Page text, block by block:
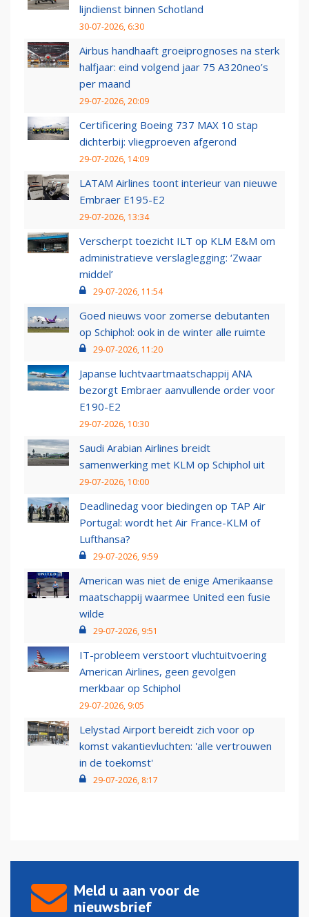
lijndienst binnen Schotland
30-07-2026, 6:30
Airbus handhaaft groeiprognoses na sterk
halfjaar: eind volgend jaar 75 A320neo’s
per maand
29-07-2026, 20:09
Certificering Boeing 737 MAX 10 stap
dichterbij: vliegproeven afgerond
29-07-2026, 14:09
LATAM Airlines toont interieur van nieuwe
Embraer E195-E2
29-07-2026, 13:34
Verscherpt toezicht ILT op KLM E&M om
administratieve verslaglegging: ‘Zwaar
middel’
29-07-2026, 11:54
Goed nieuws voor zomerse debutanten
op Schiphol: ook in de winter alle ruimte
29-07-2026, 11:20
Japanse luchtvaartmaatschappij ANA
bezorgt Embraer aanvullende order voor
E190-E2
29-07-2026, 10:30
Saudi Arabian Airlines breidt
samenwerking met KLM op Schiphol uit
29-07-2026, 10:00
Deadlinedag voor biedingen op TAP Air
Portugal: wordt het Air France-KLM of
Lufthansa?
29-07-2026, 9:59
American was niet de enige Amerikaanse
maatschappij waarmee United een fusie
wilde
29-07-2026, 9:51
IT-probleem verstoort vluchtuitvoering
American Airlines, geen gevolgen
merkbaar op Schiphol
29-07-2026, 9:05
Lelystad Airport bereidt zich voor op
komst vakantievluchten: 'alle vertrouwen
in de toekomst'
29-07-2026, 8:17
Meld u aan voor de
nieuwsbrief